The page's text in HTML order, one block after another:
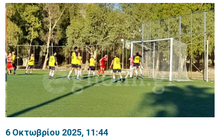
6 Οκτωβρίου 2025, 11:44